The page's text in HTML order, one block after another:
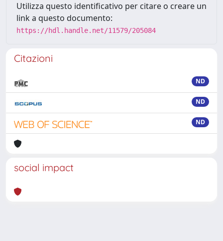
Utilizza questo identificativo per citare o creare un
link a questo documento:
https://hdl.handle.net/11579/205084
Citazioni
ND
ND
ND
social impact